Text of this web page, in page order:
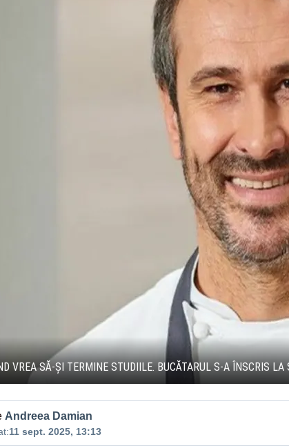
VREA SĂ-ȘI TERMINE STUDIILE. BUCĂTARUL S-A ÎNSCRIS
Andreea Damian
11 sept. 2025, 13:13